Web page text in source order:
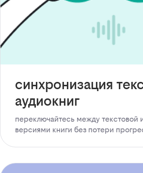
синхронизация
аудиокниг
переключайтесь между текстовой
версиями книги без потери